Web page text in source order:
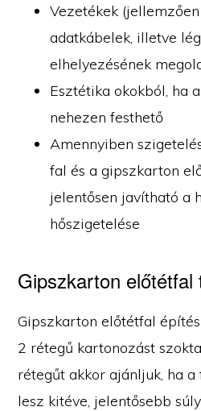
Vezetékek
adatkábelek, illetve
elhelyezésének
Esztétika okokból, ha
nehezen festhető
Amennyiben
fal és a gipszkarton
jelentősen javítható a
hőszigetelése
Gipszkarton előtétfal
Gipszkarton előtétfal
2 rétegű kartonozást
rétegűt akkor ajánljuk, ha
lesz kitéve, jelentősebb